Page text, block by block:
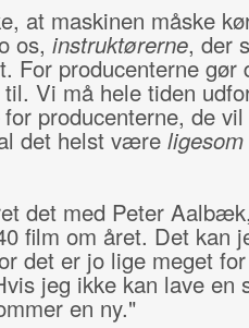
at maskinen måske
os, instruktørerne, der
For producenterne gør
Vi må hele tiden
producenterne, de
det helst være ligesom
det med Peter
film om året. Det kan
det er jo lige meget
jeg ikke kan lave en
en ny."